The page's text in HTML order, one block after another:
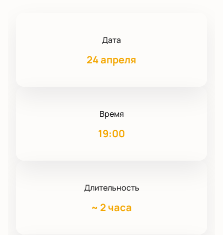
Дата
24 апреля
Время
19:00
Длительность
~ 2 часа